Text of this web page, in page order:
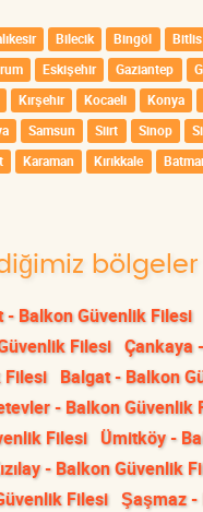
Bilecik Bingöl Bitlis
Eskişehir Gaziantep
Kırşehir Kocaeli Konya
Samsun Siirt Sinop
Karaman Kırıkkale
bölgeler
- Balkon Güvenlik Filesi
Filesi Çankaya
Filesi Balgat - Balkon
- Balkon Güvenlik
Filesi Ümitköy -
- Balkon Güvenlik
Filesi Şaşmaz -